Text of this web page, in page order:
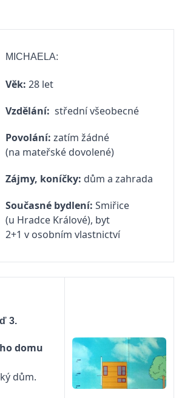
MICHAELA:
Věk: 28 let
Vzdělání: střední všeobecné
Povolání: zatím žádné
(na mateřské dovolené)
Zájmy, koníčky: dům a zahrada
Současné bydlení: Smiřice
(u Hradce Králové), byt
2+1 v osobním vlastnictví
3.
domu
dům.